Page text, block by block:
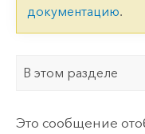
документацию.
В этом разделе
Это сообщение